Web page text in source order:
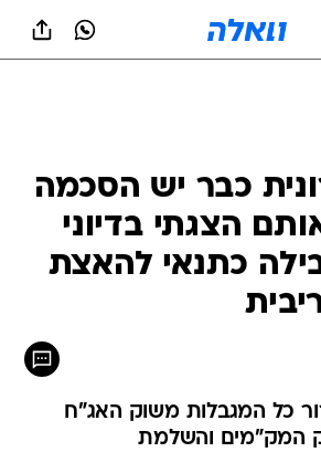
כבר יש הסכמה
הצגתי בדיוני
כתנאי להאצת
כל המגבלות משוק האג"ח
המק"מים והשלמת